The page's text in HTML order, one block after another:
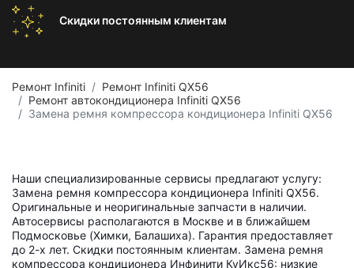
Скидки постоянным клиентам
Ремонт Infiniti
Ремонт Infiniti QX56
Ремонт автокондиционера Infiniti QX56
Замена ремня компрессора кондиционера Infiniti QX56
Наши специализированные сервисы предлагают услугу:
Замена ремня компрессора кондиционера Infiniti QX56.
Оригинальные и неоригинальные запчасти в наличии.
Автосервисы располагаются в Москве и в ближайшем
Подмосковье (Химки, Балашиха). Гарантия предоставляет
до 2-х лет. Скидки постоянным клиентам. Замена ремня
компрессора кондиционера Инфинити КуИкс56: низкие